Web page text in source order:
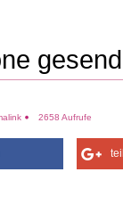
2658 Aufrufe